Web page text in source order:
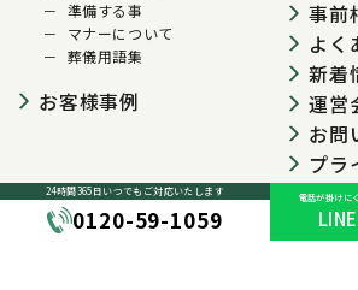
24時間365日いつでも ご対応いたします
0120-59-1059
電話が掛けに
準備する事
マナーについて
葬儀用語集
お客様事例
事前
よく
新着
運営
お問
プラ
© 2024 大阪葬儀センタ